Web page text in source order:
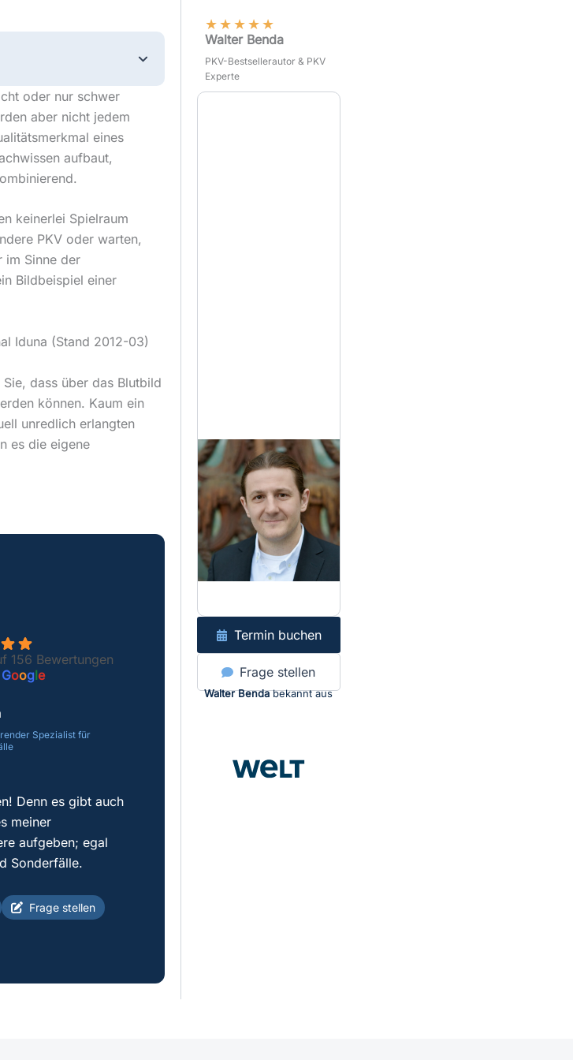
oder nur schwer
aber nicht jedem
eines
aufbaut,
keinerlei Spielraum
PKV oder warten,
im Sinne der
Bildbeispiel einer
Iduna (Stand 2012-03)
dass über das Blutbild
können. Kaum ein
unredlich erlangten
es die eigene
156 Bewertungen
Google
Spezialist für
Denn es gibt auch
meiner
aufgeben; egal
Sonderfälle.
Frage stellen
★★★★★
Walter Benda
PKV-Bestsellerautor & PKV
Experte
Termin buchen
Frage stellen
Walter Bendabekannt aus